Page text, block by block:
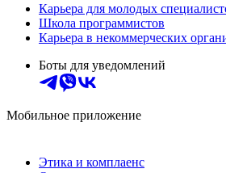
Карьера для молодых
Школа программистов
Карьера в некоммерческих
Боты для уведомлений
Мобильное приложение
Этика и комплаенс